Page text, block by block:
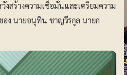
สร้างความเชื่อมั่นและเตรียมความ
อง นายอนุทิน ชาญวีรกูล นายก